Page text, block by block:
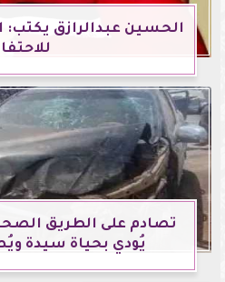
الحسين عبدالرازق يكتب:
تصادم على الطريق
يُودي بحياة سيدة